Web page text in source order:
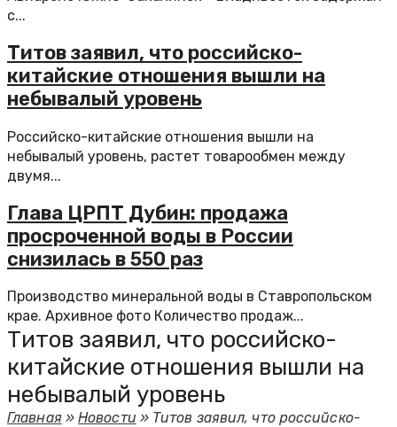
с...
Титов заявил, что российско-
китайские отношения вышли на
небывалый уровень
Российско-китайские отношения вышли на
небывалый уровень, растет товарообмен между
двумя...
Глава ЦРПТ Дубин: продажа
просроченной воды в России
снизилась в 550 раз
Производство минеральной воды в Ставропольском
крае. Архивное фото Количество продаж...
Титов заявил, что российско-
китайские отношения вышли на
небывалый уровень
Главная»Новости » Титов заявил, что российско-